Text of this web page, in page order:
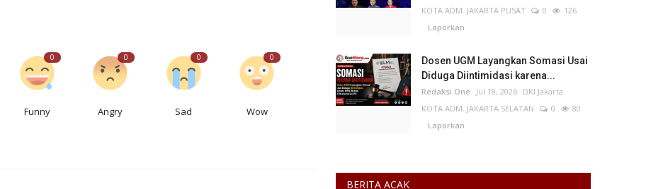
0
Funny
0
Angry
0
Sad
0
Wow
KOTA ADM. JAKARTA PUSAT
0
126
Laporkan
Dosen UGM Layangkan Somasi Usai
Diduga Diintimidasi karena...
Redaksi One Jul 18, 2026 DKI Jakarta
KOTA ADM. JAKARTA SELATAN
0
80
Laporkan
BERITA ACAK